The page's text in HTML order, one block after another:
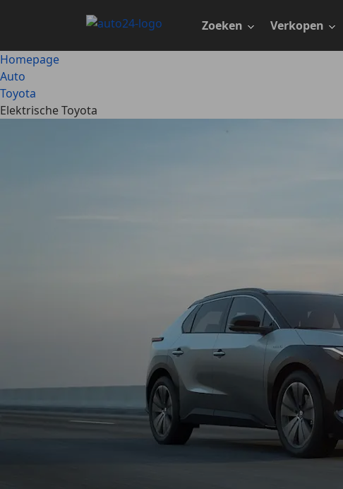
Zoeken Verkopen
Homepage
Auto
Toyota
Elektrische Toyota